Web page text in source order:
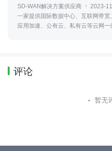
SD-WAN解决方案供应商
2023-
一家提供国际数据中心、互联网带
应用加速、公有云、私有云等云网一
评论
暂无